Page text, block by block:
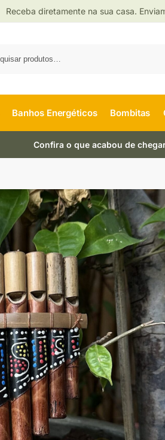
Receba diretamente na sua casa.
Banhos Energéticos Bombitas
Confira o que acabou de